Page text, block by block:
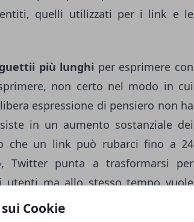
Cookie
quelli utilizzati per i link e le
più lunghi per esprimere con
non certo nel modo in cui
espressione di pensiero non ha
in un aumento sostanziale dei
che un link può rubarci fino a 24
Twitter punta a trasformarsi per
utenti ma allo stesso tempo vuole
caratteri rappresentano la sua